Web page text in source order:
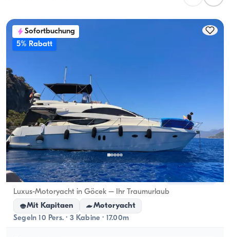
Übernachtungskapazität berücksichtigt werden; bei
Tagesvermietungen gilt die Tageskapazität.
Sofortbuchung
5% Rabatt
Fethiye, Muğla Neues Boot
Luxus-Motoryacht in Göcek – Ihr Traumurlaub
Mit Kapitaen
Motoryacht
Segeln 10 Pers. · 3 Kabine · 17.00m